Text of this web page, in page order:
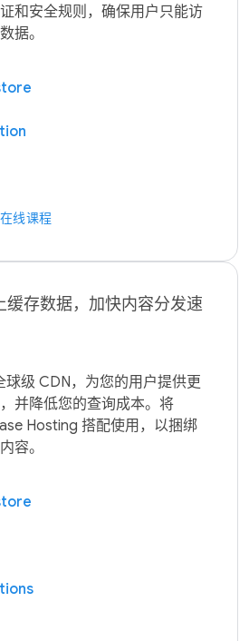
和安全规则，确保用户只能访
线课程
缓存数据，加快内容分发速
球级 CDN，为您的用户提供更
并降低您的查询成本。将
Hosting 搭配使用，以捆绑